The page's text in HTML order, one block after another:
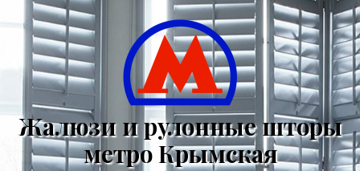
Жалюзи и рулонные шторы
метро Крымская